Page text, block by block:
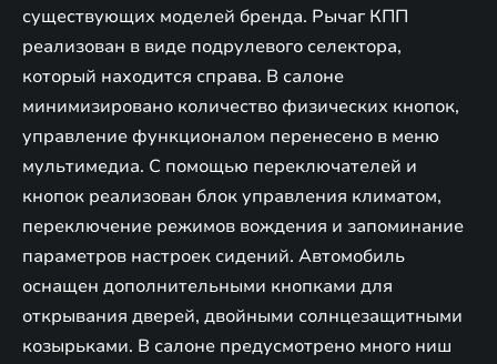
существующих моделей бренда. Рычаг КПП
реализован в виде подрулевого селектора,
который находится справа. В салоне
минимизировано количество физических кнопок,
управление функционалом перенесено в меню
мультимедиа. С помощью переключателей и
кнопок реализован блок управления климатом,
переключение режимов вождения и запоминание
параметров настроек сидений. Автомобиль
оснащен дополнительными кнопками для
открывания дверей, двойными солнцезащитными
козырьками. В салоне предусмотрено много ниш